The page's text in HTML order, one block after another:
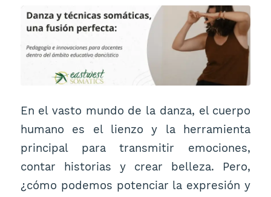
En el vasto mundo de la danza, el cuerpo
humano es el lienzo y la herramienta
principal para transmitir emociones,
contar historias y crear belleza. Pero,
¿cómo podemos potenciar la expresión y